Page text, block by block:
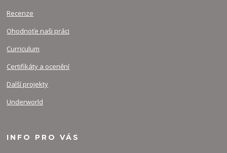
Recenze
Ohodnoťe naši práci
Curriculum
Certifikáty a ocenění
Další projekty
Underworld
INFO PRO VÁS